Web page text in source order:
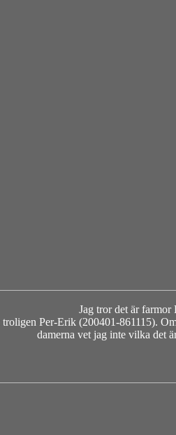
Jag tror det är
Per-Erik (200401-861115). Om
damerna vet jag inte vilka det är,